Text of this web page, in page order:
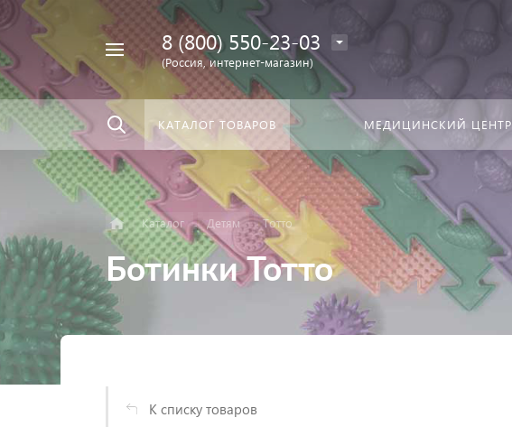
вездеНайти
8 (800) 550-23-03
(Россия, интернет-магазин)
КАТАЛОГ ТОВАРОВ МЕДИЦИНСКИЙ ЦЕНТР
Каталог Детям Тотто
Ботинки Тотто
К списку товаров